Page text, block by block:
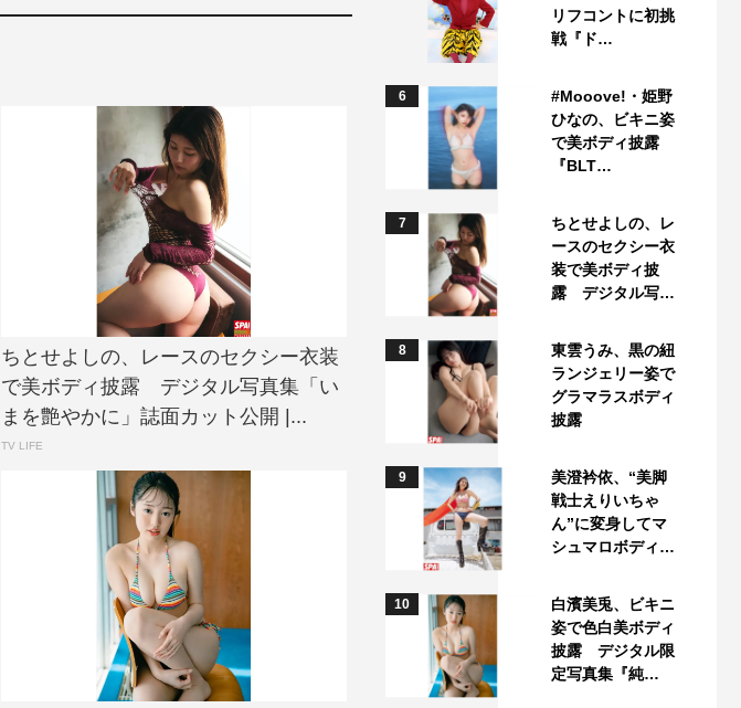
ちとせよしの、レースのセクシー衣装
で美ボディ披露 デジタル写真集「い
まを艶やかに」誌面カット公開 |...
TV LIFE
リフコントに初挑
戦『ド…
6
#Mooove!・姫野
ひなの、ビキニ姿
で美ボディ披露
『BLT…
7
ちとせよしの、レ
ースのセクシー衣
装で美ボディ披
露 デジタル写…
8
東雲うみ、黒の紐
ランジェリー姿で
グラマラスボディ
披露
9
美澄衿依、“美脚
戦士えりいちゃ
ん”に変身してマ
シュマロボディ…
10
白濱美兎、ビキニ
姿で色白美ボディ
披露 デジタル限
定写真集『純…